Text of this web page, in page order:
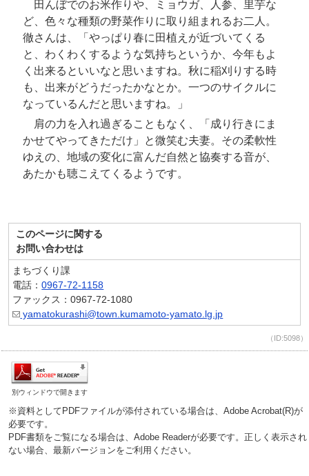
田んぼでのお米作りや、ミョウガ、人参、里芋な
ど、色々な種類の野菜作りに取り組まれるお二人。
徹さんは、「やっぱり春に田植えが近づいてくる
と、わくわくするような気持ちというか、今年もよ
く出来るといいなと思いますね。秋に稲刈りする時
も、出来がどうだったかなとか。一つのサイクルに
なっているんだと思いますね。」
肩の力を入れ過ぎることもなく、「成り行きにま
かせてやってきただけ」と微笑む夫妻。その柔軟性
ゆえの、地域の変化に富んだ自然と協奏する音が、
あたかも聴こえてくるようです。
このページに関する
お問い合わせは
まちづくり課
電話：0967-72-1158
ファックス：0967-72-1080
yamatokurashi@town.kumamoto-yamato.lg.jp
（ID:5098）
別ウィンドウで開きます
※資料としてPDFファイルが添付されている場合は、Adobe Acrobat(R)が
必要です。
PDF書類をご覧になる場合は、Adobe Readerが必要です。正しく表示され
ない場合、最新バージョンをご利用ください。